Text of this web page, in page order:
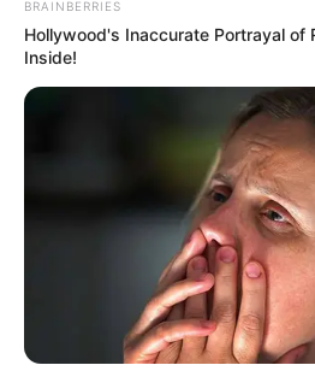
15 Things You Do Everyday
Forbids: Are You Guilty?
BRAINBERRIES
Hollywood's Inaccurate Portrayal of
Inside!